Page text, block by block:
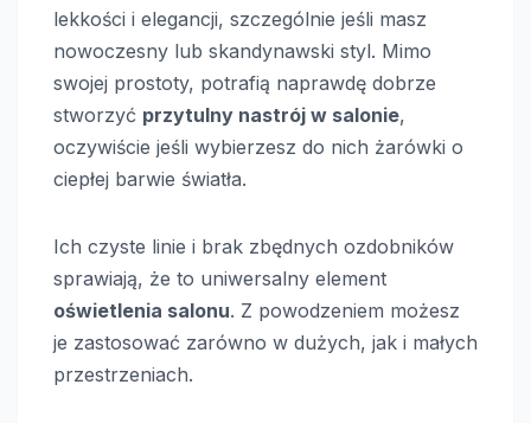
lekkości i elegancji, szczególnie jeśli masz
nowoczesny lub skandynawski styl. Mimo
swojej prostoty, potrafią naprawdę dobrze
stworzyć przytulny nastrój w salonie,
oczywiście jeśli wybierzesz do nich żarówki o
ciepłej barwie światła.
Ich czyste linie i brak zbędnych ozdobników
sprawiają, że to uniwersalny element
oświetlenia salonu. Z powodzeniem możesz
je zastosować zarówno w dużych, jak i małych
przestrzeniach.